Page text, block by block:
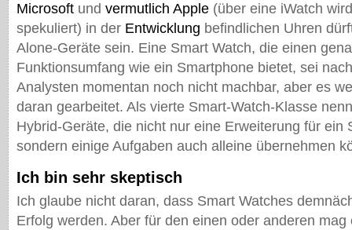
Microsoft und vermutlich Apple (über eine iWatch
spekuliert) in der Entwicklung befindlichen Uhren
Alone-Geräte sein. Eine Smart Watch, die einen
Funktionsumfang wie ein Smartphone bietet, sei
Analysten momentan noch nicht machbar, aber es
daran gearbeitet. Als vierte Smart-Watch-Klasse
Hybrid-Geräte, die nicht nur eine Erweiterung für ein
sondern einige Aufgaben auch alleine übernehmen
Ich bin sehr skeptisch
Ich glaube nicht daran, dass Smart Watches
Erfolg werden. Aber für den einen oder anderen mag